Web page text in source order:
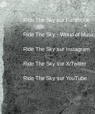
Ride The Sky sur Facebook
Ride The Sky - World of
Ride The Sky sur Instagram
Ride The Sky sur X/Twitter
Ride The Sky sur YouTube